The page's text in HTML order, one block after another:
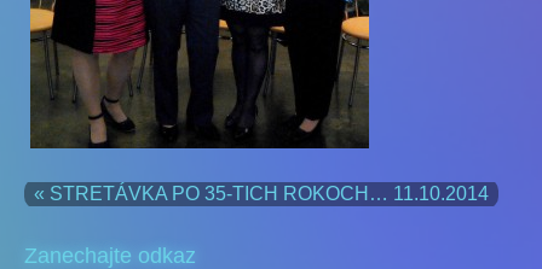
« STRETÁVKA PO 35-TICH ROKOCH… 11.10.2014
Zanechajte odkaz